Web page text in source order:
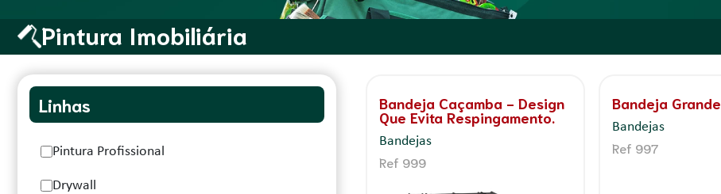
Pintura Imobiliária
Linhas
Pintura Profissional
Drywall
Bandeja Caçamba - Design
Que Evita Respingamento.
Bandejas
Ref 999
Bandeja Grande
Bandejas
Ref 997